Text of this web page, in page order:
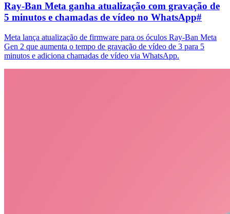
Ray-Ban Meta ganha atualização com gravação de
5 minutos e chamadas de vídeo no WhatsApp#
Meta lança atualização de firmware para os óculos Ray-Ban Meta
Gen 2 que aumenta o tempo de gravação de vídeo de 3 para 5
minutos e adiciona chamadas de vídeo via WhatsApp.